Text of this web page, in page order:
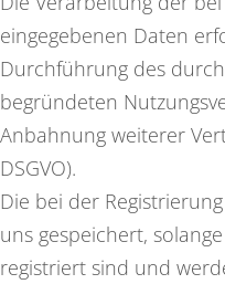
eingegebenen Daten
Durchführung des
begründeten
Anbahnung weiterer
DSGVO).
Die bei der
uns gespeichert,
registriert sind und